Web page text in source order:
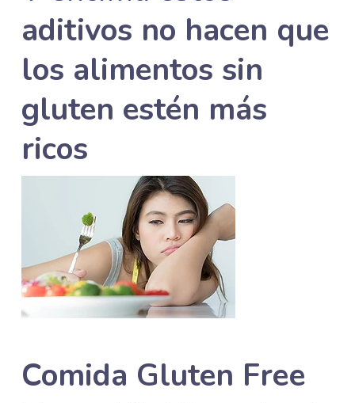
aditivos no hacen que
los alimentos sin
gluten estén más
ricos
Comida Gluten Free